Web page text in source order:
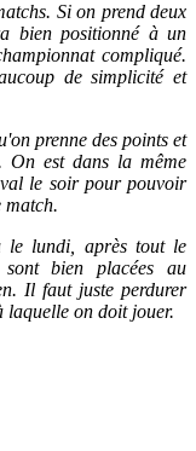
Si on prend deux
bien positionné à un
compliqué.
de simplicité et
prenne des points et
On est dans la même
le soir pour pouvoir
match.
le lundi, après tout le
bien placées au
Il faut juste perdurer
laquelle on doit jouer.